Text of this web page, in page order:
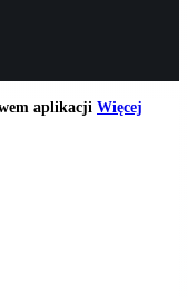
aplikacji Więcej